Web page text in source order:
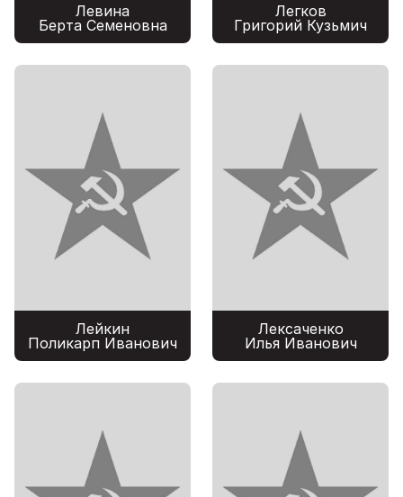
Левина
Берта Семеновна
Легков
Григорий Кузьмич
Лейкин
Поликарп Иванович
Лексаченко
Илья Иванович